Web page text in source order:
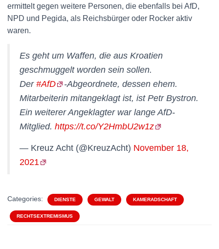
ermittelt gegen weitere Personen, die ebenfalls bei AfD,
NPD und Pegida, als Reichsbürger oder Rocker aktiv
waren.
Es geht um Waffen, die aus Kroatien
geschmuggelt worden sein sollen.
Der #AfD
-Abgeordnete, dessen ehem.
Mitarbeiterin mitangeklagt ist, ist Petr Bystron.
Ein weiterer Angeklagter war lange AfD-
Mitglied. https://t.co/Y2HmbU2w1z
— Kreuz Acht (@KreuzAcht) November 18,
2021
Categories: DIENSTE GEWALT KAMERADSCHAFT
RECHTSEXTREMISMUS